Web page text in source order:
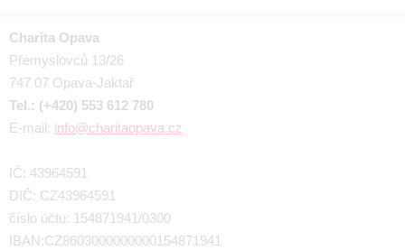
Charita Opava
Přemyslovců 13/26
747 07 Opava-Jaktař
Tel.: (+420) 553 612 780
E-mail: info@charitaopava.cz
IČ: 43964591
DIČ: CZ43964591
číslo účtu: 154871941/0300
IBAN:CZ8603000000000154871941